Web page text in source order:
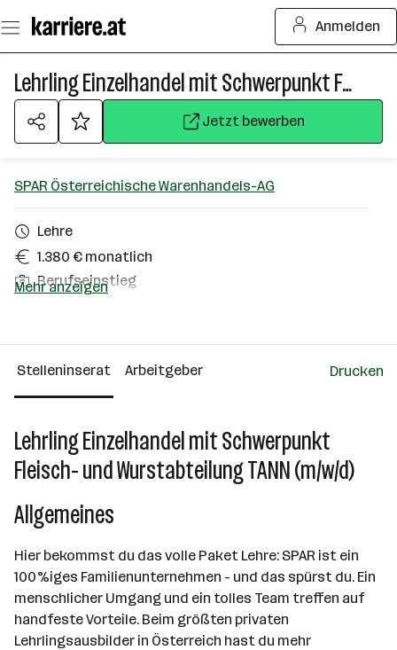
Seiteninhalt
springen
Anmelden
Lehrling Einzelhandel mit Schwerpunkt Fleisch- und Wurstabteilung (m/w/d)
Jetzt bewerben
SPAR Österreichische Warenhandels-AG
Lehre
1.380 € monatlich
Berufseinstieg
Über das Unternehmen
10000+ Mitarbeiter*innen
Mehr anzeigen
Stelleninserat Arbeitgeber Drucken
Lehrling Einzelhandel mit Schwerpunkt
Fleisch- und Wurstabteilung TANN (m/w/d)
Allgemeines
Hier bekommst du das volle Paket Lehre: SPAR ist ein
100%iges Familienunternehmen - und das spürst du. Ein
menschlicher Umgang und ein tolles Team treffen auf
handfeste Vorteile. Beim größten privaten
Lehrlingsausbilder in Österreich hast du mehr